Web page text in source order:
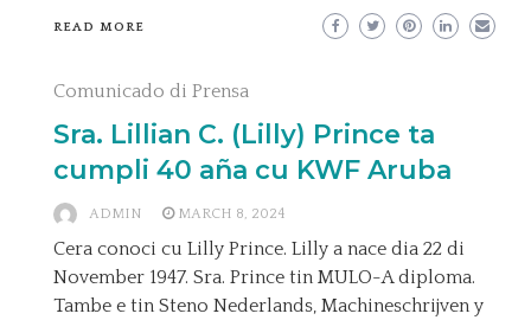
READ MORE
Comunicado di Prensa
Sra. Lillian C. (Lilly) Prince ta
cumpli 40 aña cu KWF Aruba
ADMIN MARCH 8, 2024
Cera conoci cu Lilly Prince. Lilly a nace dia 22 di
November 1947. Sra. Prince tin MULO-A diploma.
Tambe e tin Steno Nederlands, Machineschrijven y